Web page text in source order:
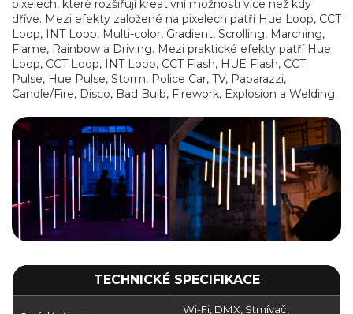
pixelech, které rozšiřují kreativní možnosti více než kdy
dříve. Mezi efekty založené na pixelech patří Hue Loop, CCT
Loop, INT Loop, Multi-color, Gradient, Scrolling, Marching,
Flame, Rainbow a Driving. Mezi praktické efekty patří Hue
Loop, CCT Loop, INT Loop, CCT Flash, HUE Flash, CCT
Pulse, Hue Pulse, Storm, Police Car, TV, Paparazzi,
Candle/Fire, Disco, Bad Bulb, Firework, Explosion a Welding.
TECHNICKÉ SPECIFIKACE
Wi-Fi, DMX, Stmívač,